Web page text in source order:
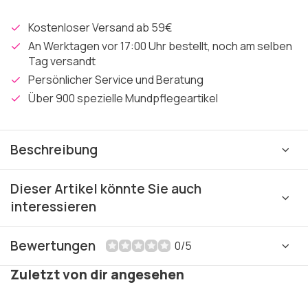
Kostenloser Versand ab 59€
An Werktagen vor 17:00 Uhr bestellt, noch am selben
Tag versandt
Persönlicher Service und Beratung
Über 900 spezielle Mundpflegeartikel
Beschreibung
Dieser Artikel könnte Sie auch
interessieren
Bewertungen 0/5
Zuletzt von dir angesehen